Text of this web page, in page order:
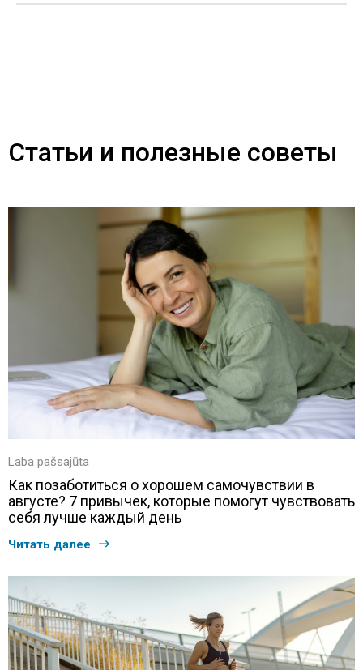
Статьи и полезные советы
Laba pašsajūta
Как позаботиться о хорошем самочувствии в
августе? 7 привычек, которые помогут чувствовать
себя лучше каждый день
Читать далее